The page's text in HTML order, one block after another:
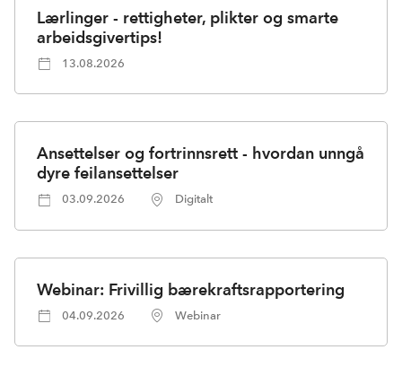
Lærlinger - rettigheter, plikter og smarte
arbeidsgivertips!
13.08.2026
Ansettelser og fortrinnsrett - hvordan unngå
dyre feilansettelser
03.09.2026 Digitalt
Webinar: Frivillig bærekraftsrapportering
04.09.2026 Webinar